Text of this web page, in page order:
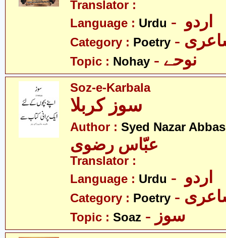
Translator :
Language : Urdu
Category : Poetry
Topic : Nohay
Soz-e-Karbala
Author : Syed Nazar
عبّاس رضوی
Translator :
Language : Urdu
Category : Poetry
Topic : Soaz - سوز